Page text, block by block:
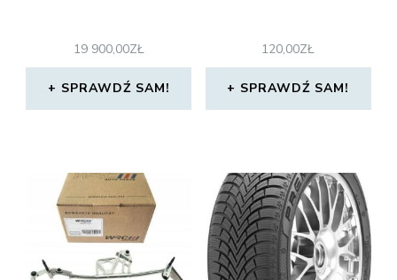
19 900,00ZŁ
SPRAWDŹ SAM!
120,00ZŁ
SPRAWDŹ SAM!